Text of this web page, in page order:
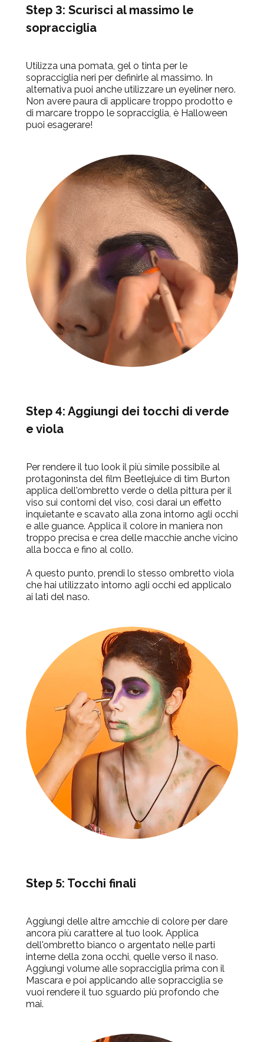
Step 3: Scurisci al massimo le
sopracciglia
Utilizza una pomata, gel o tinta per le
sopracciglia neri per definirle al massimo. In
alternativa puoi anche utilizzare un eyeliner nero.
Non avere paura di applicare troppo prodotto e
di marcare troppo le sopracciglia, è Halloween
puoi esagerare!
Step 4: Aggiungi dei tocchi di verde
e viola
Per rendere il tuo look il più simile possibile al
protagoninsta del film Beetlejuice di tim Burton
applica dell'ombretto verde o della pittura per il
viso sui contorni del viso, così darai un effetto
inquietante e scavato alla zona intorno agli occhi
e alle guance. Applica il colore in maniera non
troppo precisa e crea delle macchie anche vicino
alla bocca e fino al collo.
A questo punto, prendi lo stesso ombretto viola
che hai utilizzato intorno agli occhi ed applicalo
ai lati del naso.
Step 5: Tocchi finali
Aggiungi delle altre amcchie di colore per dare
ancora più carattere al tuo look. Applica
dell'ombretto bianco o argentato nelle parti
interne della zona occhi, quelle verso il naso.
Aggiungi volume alle sopracciglia prima con il
Mascara e poi applicando alle sopracciglia se
vuoi rendere il tuo sguardo più profondo che
mai.